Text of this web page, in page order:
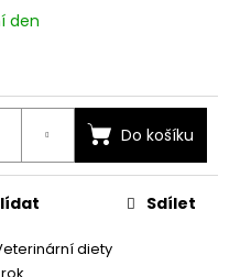
den
Do košíku
diety
rok
Sdílet